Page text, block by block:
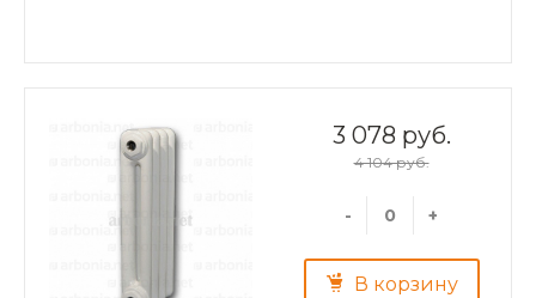
3 078 руб.
4 104 руб.
- +
В корзину